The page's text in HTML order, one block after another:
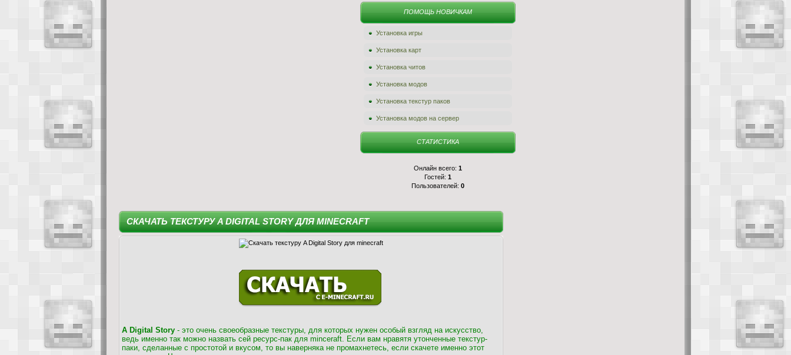
ПОМОЩЬ НОВИЧКАМ
Установка игры
Установка карт
Установка читов
Установка модов
Установка текстур паков
Установка модов на сервер
СТАТИСТИКА
Онлайн всего: 1
Гостей: 1
Пользователей: 0
СКАЧАТЬ ТЕКСТУРУ A DIGITAL STORY ДЛЯ MINECRAFT
A Digital Story- это очень своеобразные текстуры, для которых нужен особый взгляд на искусство,
ведь именно так можно назвать сей ресурс-пак для minceraft. Если вам нравятя утонченные текстур-
паки, сделанные с простотой и вкусом, то вы наверняка не промахнетесь, если скачете именно этот